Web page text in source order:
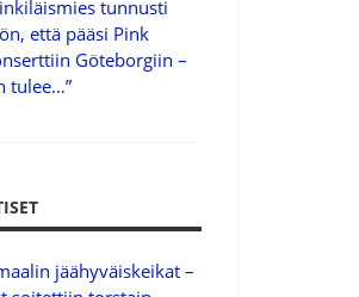
tunnusti
että pääsi Pink
Göteborgiin –
tulee…”
jäähyväiskeikat –